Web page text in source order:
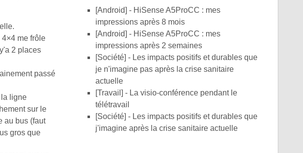
me frôle
2 places
passé
ligne
sur le
au bus (faut
gros que
[Android] - HiSense A5ProCC : mes
impressions après 8 mois
[Android] - HiSense A5ProCC : mes
impressions après 2 semaines
[Société] - Les impacts positifs et durables que
je n'imagine pas après la crise sanitaire
actuelle
[Travail] - La visio-conférence pendant le
télétravail
[Société] - Les impacts positifs et durables que
j'imagine après la crise sanitaire actuelle